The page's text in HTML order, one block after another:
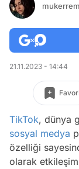
21.11.2023 - 14:44
TikTok, dünya
sosyal medya
özelliği
olarak